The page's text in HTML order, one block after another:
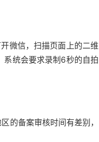
微信，扫描页面上的二维
系统会要求录制6秒的自拍
的备案审核时间有差别，